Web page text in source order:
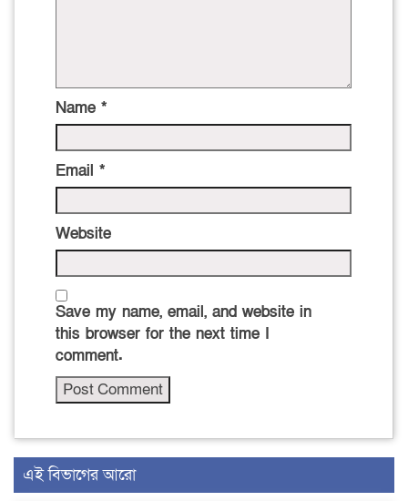
Name *
Email *
Website
Save my name, email, and website in
this browser for the next time I
comment.
এই বিভাগের আরো